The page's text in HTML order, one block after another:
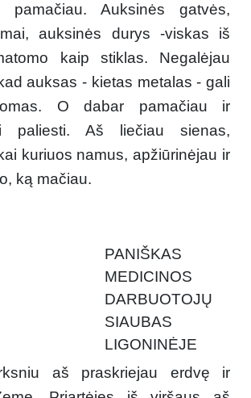
Auksinės gatvės,
auksinės durys -viskas iš
kaip stiklas. Negalėjau
auksas - kietas metalas - gali
O dabar pamačiau ir
paliesti. Aš liečiau sienas,
kuriuos namus, apžiūrinėjau ir
ką mačiau.
PANIŠKAS
MEDICINOS
DARBUOTOJŲ
SIAUBAS
LIGONINĖJE
aš praskriejau erdvę ir